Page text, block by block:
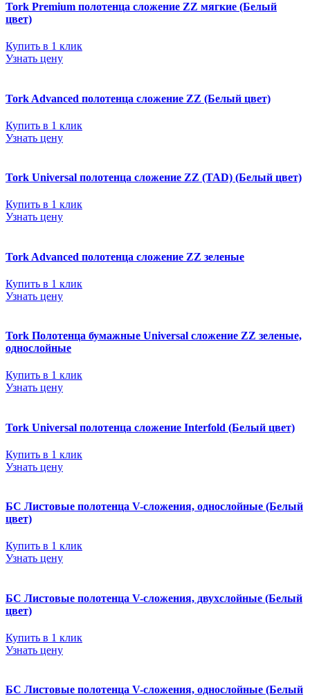
Tork Premium полотенца сложение ZZ мягкие (Белый
цвет)
Купить в 1 клик
Узнать цену
Tork Advanced полотенца сложение ZZ (Белый цвет)
Купить в 1 клик
Узнать цену
Tork Universal полотенца сложение ZZ (TAD) (Белый цвет)
Купить в 1 клик
Узнать цену
Tork Advanced полотенца сложение ZZ зеленые
Купить в 1 клик
Узнать цену
Tork Полотенца бумажные Universal сложение ZZ зеленые,
однослойные
Купить в 1 клик
Узнать цену
Tork Universal полотенца сложение Interfold (Белый цвет)
Купить в 1 клик
Узнать цену
БС Листовые полотенца V-сложения, однослойные (Белый
цвет)
Купить в 1 клик
Узнать цену
БС Листовые полотенца V-сложения, двухслойные (Белый
цвет)
Купить в 1 клик
Узнать цену
БС Листовые полотенца V-сложения, однослойные (Белый